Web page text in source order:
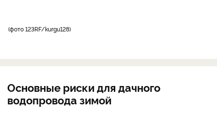
фото 123RF/kurgu128
Основные риски для дачного
водопровода зимой